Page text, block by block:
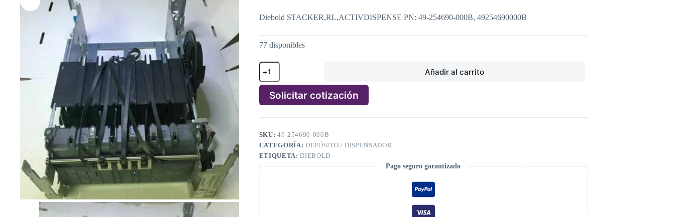
Diebold STACKER,RL,ACTIVDISPENSE PN: 49-254690-000B, 49254690000B
77 disponibles
Diebold
STACKER,RL,ACTIVDISPENSE
PN:
254690-
000B,
49254690000B
Añadir al carrito
Solicitar cotización
l
e
r
n
t
i
v
e
:
SKU:49-254690-000B
CATEGORÍA: DEPÓSITO / DISPENSADOR
ETIQUETA:DIEBOLD
Pago seguro garantizado